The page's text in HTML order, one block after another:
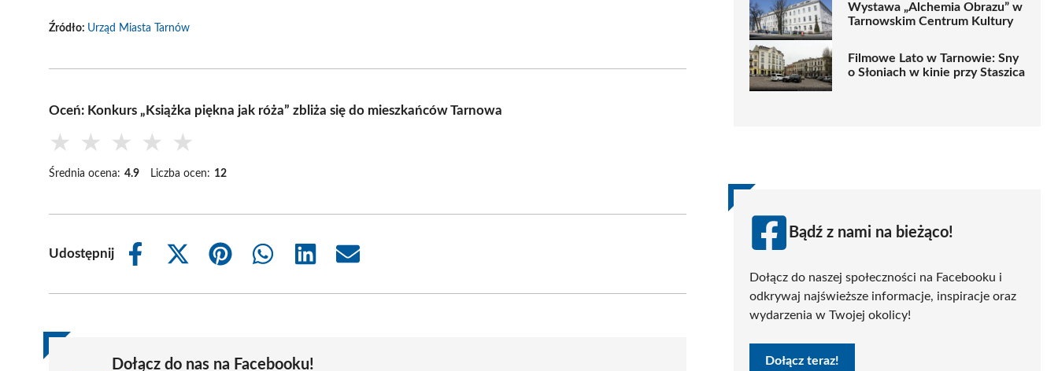
Źródło: Urząd Miasta Tarnów
Oceń: Konkurs „Książka piękna jak róża” zbliża się do mieszkańców Tarnowa
★ ★ ★ ★ ★
Średnia ocena: 4.9 Liczba ocen: 12
Udostępnij
Share
Share
(Twitter)
Share
Share
Share
Share
Dołącz do nas na Facebooku!
Wystawa „Alchemia Obrazu” w
Tarnowskim Centrum Kultury
Filmowe Lato w Tarnowie: Sny
o Słoniach w kinie przy Staszica
Bądź z nami na bieżąco!
Dołącz do naszej społeczności na Facebooku i
odkrywaj najświeższe informacje, inspiracje oraz
wydarzenia w Twojej okolicy!
Dołącz teraz!